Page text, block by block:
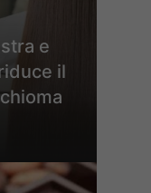
e
il